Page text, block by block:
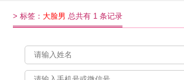
>标签： 大脸男 总共有 1 条记录